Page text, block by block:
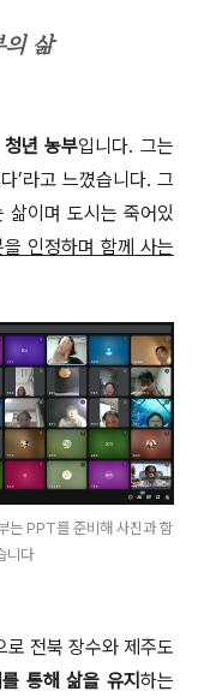
삶
청년 농부입니다.그는
’라고 느꼈습니다.그
삶이며 도시는 죽어있
인정하며 함께 사는
는 PPT를 준비해 사진과 함
니다
로 전북 장수와 제주도
통해 삶을 유지하는